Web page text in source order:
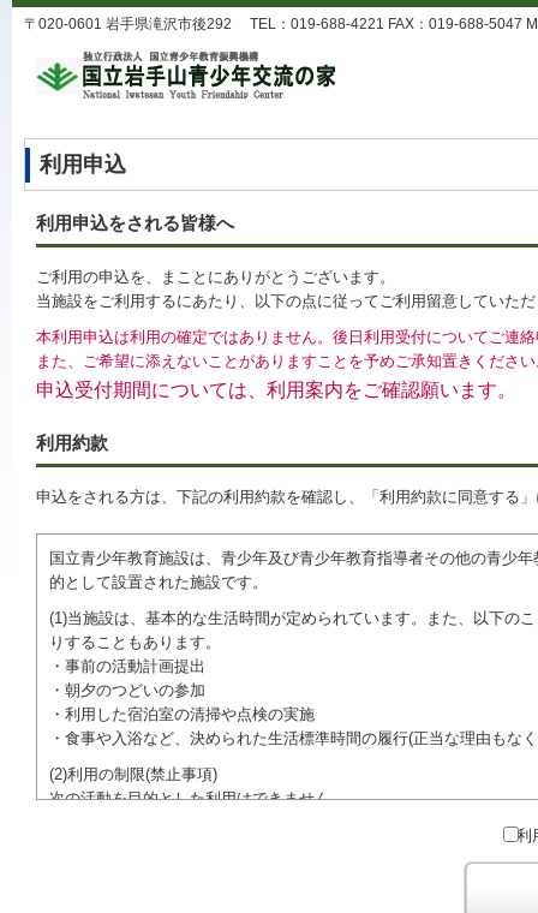
〒020-0601 岩手県滝沢市後292 TEL：019-688-4221 FAX：019-688-5047
利用申込
利用申込をされる皆様へ
ご利用の申込を、まことにありがとうございます。
当施設をご利用するにあたり、以下の点に従ってご利用留意していた
本利用申込は利用の確定ではありません。後日利用受付についてご連
また、ご希望に添えないことがありますことを予めご承知置きくださ
申込受付期間については、利用案内をご確認願います。
利用約款
申込をされる方は、下記の利用約款を確認し、「利用約款に同意する
国立青少年教育施設は、青少年及び青少年教育指導者その他の青少
的として設置された施設です。
(1)当施設は、基本的な生活時間が定められています。また、以下の
りすることもあります。
・事前の活動計画提出
・朝夕のつどいの参加
・利用した宿泊室の清掃や点検の実施
・食事や入浴など、決められた生活標準時間の履行(正当な理由も
(2)利用の制限(禁止事項)
次の活動を目的とした利用はできません。
●特定の政党を支持、またはこれに反対するための政治教育その他の
●特定の宗教を支持、またはこれに反対するための宗教教育その他
域での勧誘活動を行ったり、自らの団体の活動をアピールする活動等)
利